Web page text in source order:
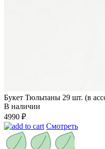
Букет Тюльпаны 29 шт. (в
В наличии
4990 ₽
Смотреть